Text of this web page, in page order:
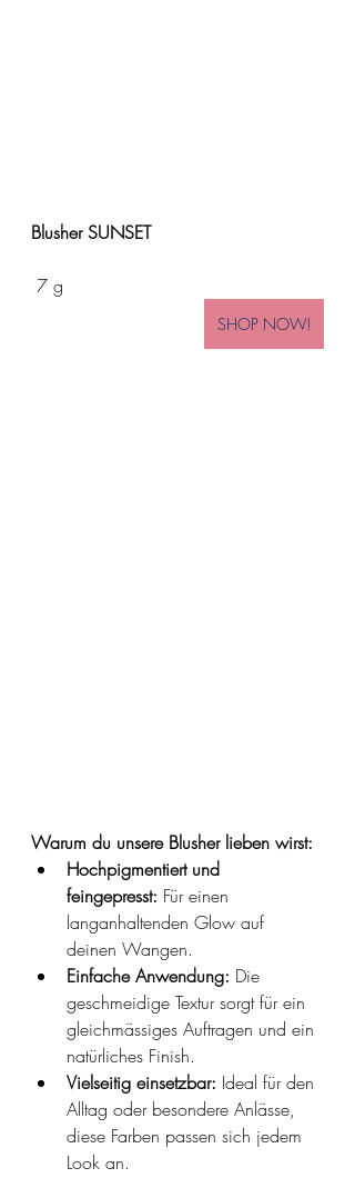
Blusher SUNSET
7 g
SHOP NOW!
Warum du unsere Blusher lieben wirst:
Hochpigmentiert und
feingepresst: Für einen
langanhaltenden Glow auf
deinen Wangen.
Einfache Anwendung: Die
geschmeidige Textur sorgt für ein
gleichmässiges Auftragen und ein
natürliches Finish.
Vielseitig einsetzbar: Ideal für den
Alltag oder besondere Anlässe,
diese Farben passen sich jedem
Look an.